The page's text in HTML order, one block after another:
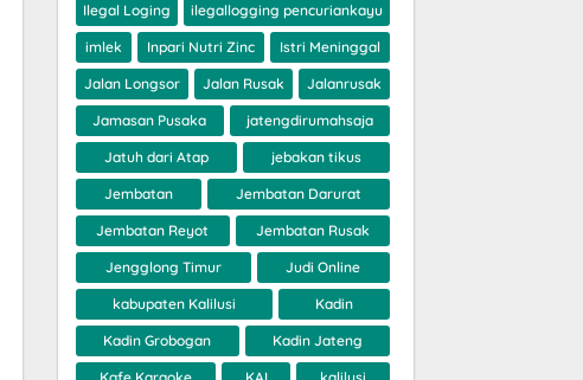
Ilegal Loging ilegallogging pencuriankayu
imlek Inpari Nutri Zinc Istri Meninggal
Jalan Longsor Jalan Rusak Jalanrusak
Jamasan Pusaka jatengdirumahsaja
Jatuh dari Atap jebakan tikus
Jembatan Jembatan Darurat
Jembatan Reyot Jembatan Rusak
Jengglong Timur Judi Online
kabupaten Kalilusi Kadin
Kadin Grobogan Kadin Jateng